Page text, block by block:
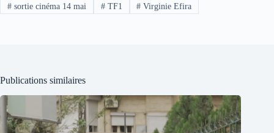
#sortie cinéma 14 mai #TF1 # Virginie Efira
Publications similaires